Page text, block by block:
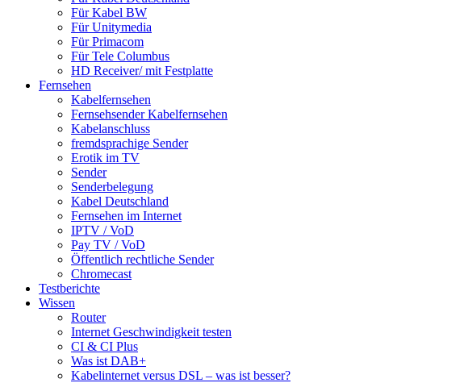
Für Kabel BW
Für Unitymedia
Für Primacom
Für Tele Columbus
HD Receiver/ mit Festplatte
Fernsehen
Kabelfernsehen
Fernsehsender Kabelfernsehen
Kabelanschluss
fremdsprachige Sender
Erotik im TV
Sender
Senderbelegung
Kabel Deutschland
Fernsehen im Internet
IPTV / VoD
Pay TV / VoD
Öffentlich rechtliche Sender
Chromecast
Testberichte
Wissen
Router
Internet Geschwindigkeit testen
CI & CI Plus
Was ist DAB+
Kabelinternet versus DSL – was ist besser?